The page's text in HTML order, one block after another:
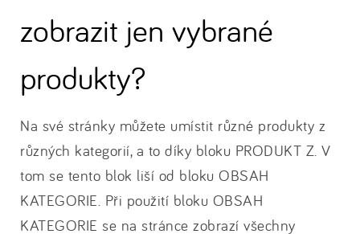
zobrazit jen vybrané
produkty?
Na své stránky můžete umístit různé produkty z
různých kategorií, a to díky bloku PRODUKT Z. V
tom se tento blok liší od bloku OBSAH
KATEGORIE. Při použití bloku OBSAH
KATEGORIE se na stránce zobrazí všechny